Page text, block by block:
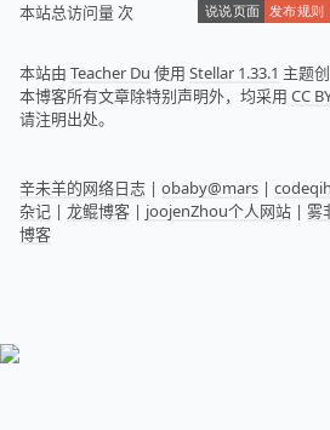
本站总访问量次
本站由 Teacher Du 使用 Stellar 1.33.1 主题创
本博客所有文章除特别声明外，均采用 CC
请注明出处。
辛未羊的网络日志 | obaby@mars |
杂记 | 龙鲲博客 | joojenZhou个人网站 | 雾
博客